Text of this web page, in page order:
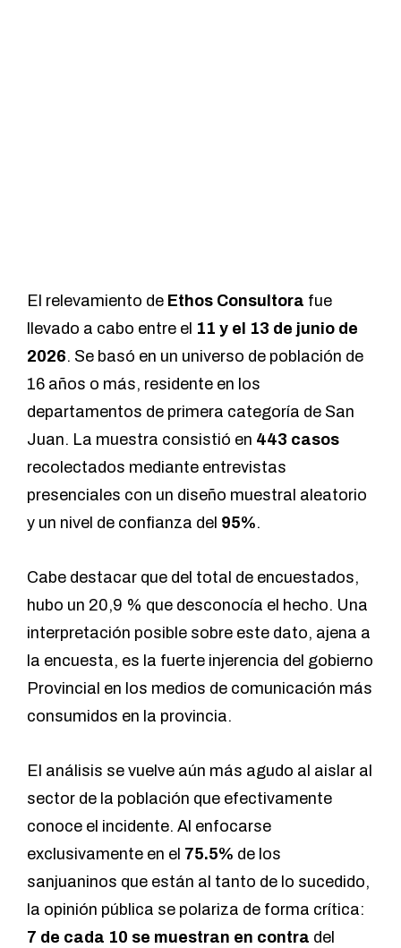
El relevamiento de Ethos Consultora fue
llevado a cabo entre el 11 y el 13 de junio de
2026. Se basó en un universo de población de
16 años o más, residente en los
departamentos de primera categoría de San
Juan. La muestra consistió en 443 casos
recolectados mediante entrevistas
presenciales con un diseño muestral aleatorio
y un nivel de confianza del 95%.
Cabe destacar que del total de encuestados,
hubo un 20,9 % que desconocía el hecho. Una
interpretación posible sobre este dato, ajena a
la encuesta, es la fuerte injerencia del gobierno
Provincial en los medios de comunicación más
consumidos en la provincia.
El análisis se vuelve aún más agudo al aislar al
sector de la población que efectivamente
conoce el incidente. Al enfocarse
exclusivamente en el 75.5% de los
sanjuaninos que están al tanto de lo sucedido,
la opinión pública se polariza de forma crítica:
7 de cada 10 se muestran en contra del